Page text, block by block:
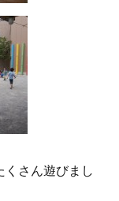
さん遊びまし